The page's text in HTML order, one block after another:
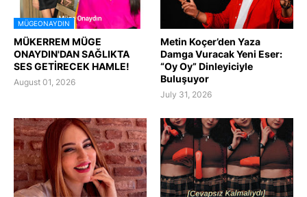
MÜGEONAYDIN
MÜKERREM MÜGE
ONAYDIN'DAN SAĞLIKTA
SES GETİRECEK HAMLE!
August 01, 2026
Metin Koçer’den Yaza
Damga Vuracak Yeni Eser:
“Oy Oy” Dinleyiciyle
Buluşuyor
July 31, 2026